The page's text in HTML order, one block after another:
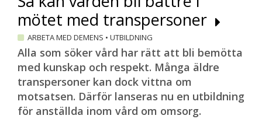
mötet med transpersoner
ARBETA MED DEMENS • UTBILDNING
Alla som söker vård har rätt att bli bemötta
med kunskap och respekt. Många äldre
transpersoner kan dock vittna om
motsatsen. Därför lanseras nu en utbildning
för anställda inom vård om omsorg.